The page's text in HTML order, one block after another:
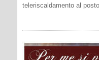
teleriscaldamento al